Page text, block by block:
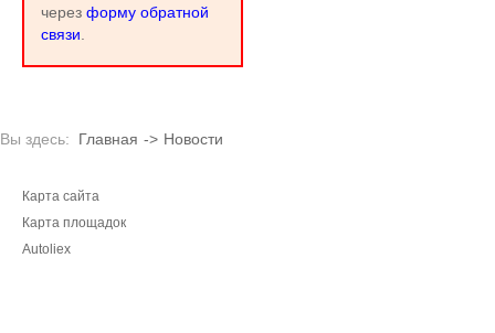
через форму обратной
связи
Вы здесь: Главная -> Новости
Карта сайта
Карта площадок
Autoliex